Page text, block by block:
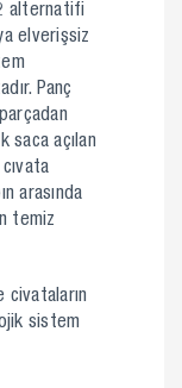
alternatifi
elverişsiz
Panç
saca açılan
arasında
temiz
civataların
sistem